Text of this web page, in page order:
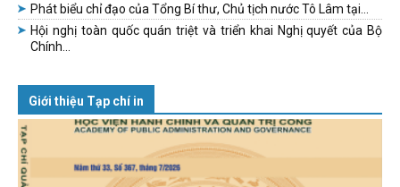
Phát biểu chỉ đạo của Tổng Bí thư, Chủ tịch nước Tô Lâm tại...
Hội nghị toàn quốc quán triệt và triển khai Nghị quyết của Bộ
Chính...
Giới thiệu Tạp chí in